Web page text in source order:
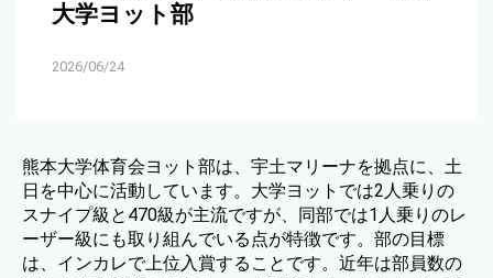
大学ヨット部
2026/06/24
熊本大学体育会ヨット部は、宇土マリーナを拠点に、土
日を中心に活動しています。大学ヨットでは2人乗りの
スナイプ級と470級が主流ですが、同部では1人乗りのレ
ーザー級にも取り組んでいる点が特徴です。部の目標
は、インカレで上位入賞することです。近年は部員数の